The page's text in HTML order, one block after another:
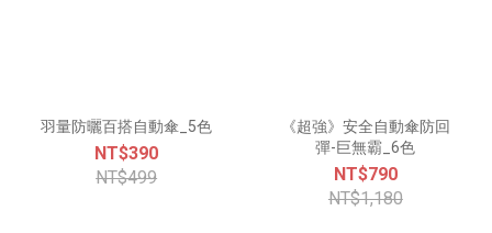
羽量防曬百搭自動傘_5色
NT$390
NT$499
《超強》安全自動傘防回
彈-巨無霸_6色
NT$790
NT$1,180